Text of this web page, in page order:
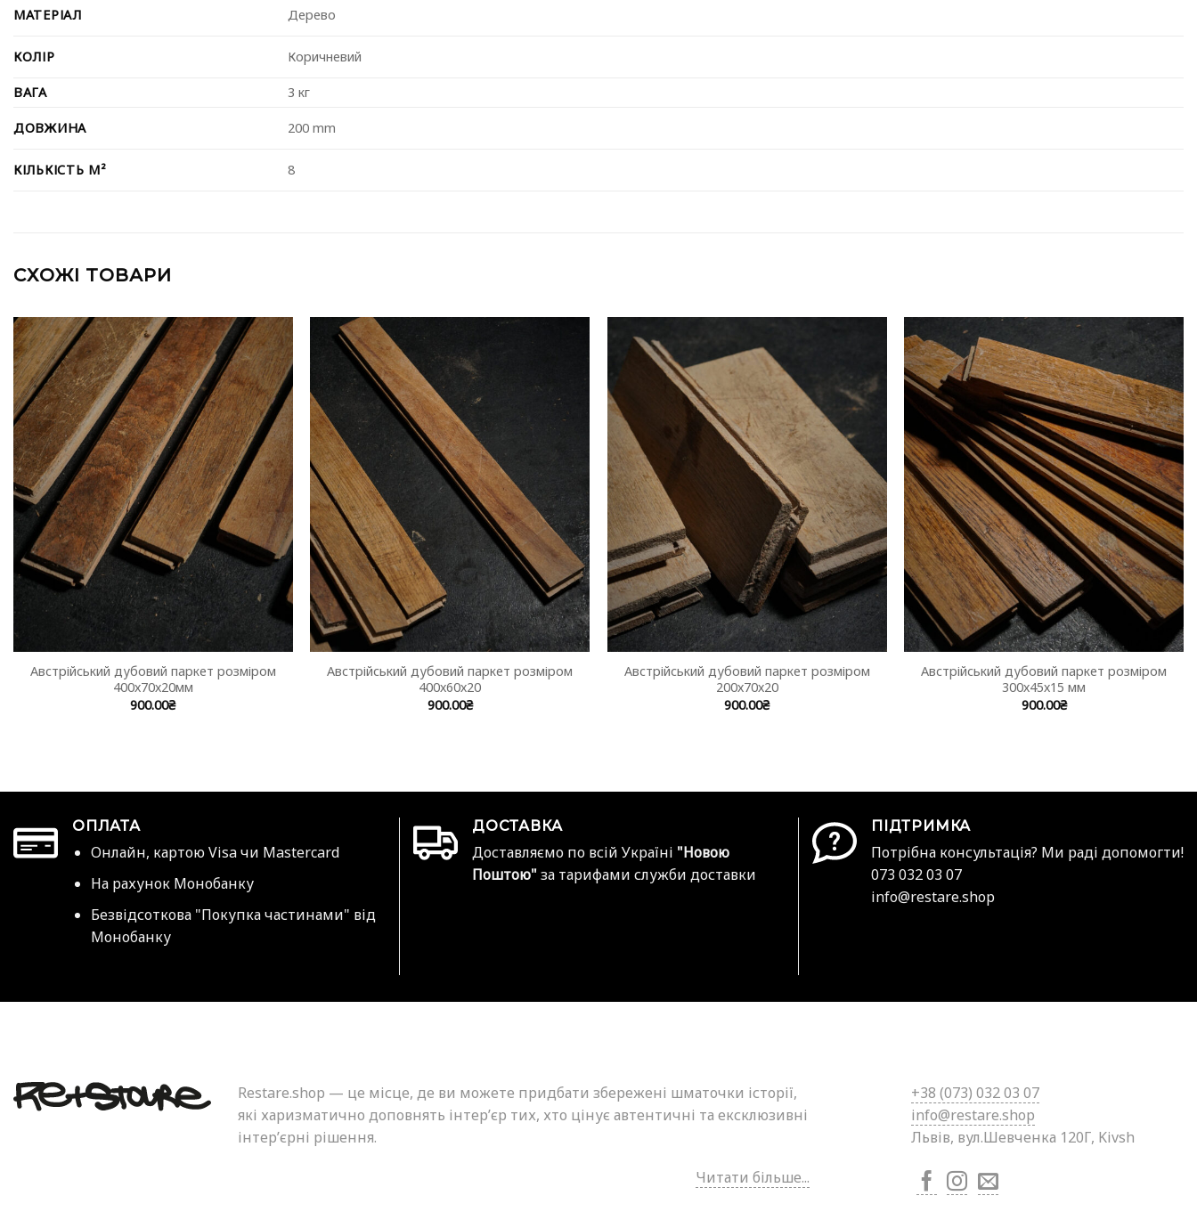
МАТЕРІАЛ Дерево
КОЛІР Коричневий
ВАГА 3 кг
ДОВЖИНА 200 mm
КІЛЬКІСТЬ М² 8
СХОЖІ ТОВАРИ
Австрійський дубовий паркет розміром
400х70х20мм
900.00₴
Австрійський дубовий паркет розміром
400х60х20
900.00₴
Австрійський дубовий паркет розміром
200х70х20
900.00₴
Австрійський дубовий паркет розміром
300х45х15 мм
900.00₴
ОПЛАТА
Онлайн, картою Visa чи Mastercard
На рахунок Монобанку
Безвідсоткова "Покупка частинами" від
Монобанку
ДОСТАВКА
Доставляємо по всій Україні "Новою
Поштою" за тарифами служби доставки
ПІДТРИМКА
Потрібна консультація? Ми раді допомогти!
073 032 03 07
info@restare.shop
Restare.shop — це місце, де ви можете придбати збережені шматочки історії,
які харизматично доповнять інтер’єр тих, хто цінує автентичні та ексклюзивні
інтер’єрні рішення.
Читати більше...
+38 (073) 032 03 07
info@restare.shop
Львів, вул.Шевченка 120Г, Kivsh